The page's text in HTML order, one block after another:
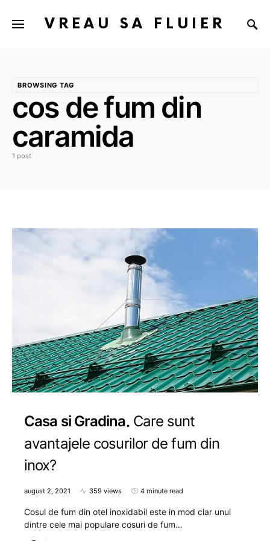
VREAU SA FLUIER
BROWSING TAG
cos de fum din
caramida
1 post
Casa si Gradina Care sunt
avantajele cosurilor de fum din
inox?
august 2, 2021 359 views 4 minute read
Cosul de fum din otel inoxidabil este in mod clar unul
dintre cele mai populare cosuri de fum…